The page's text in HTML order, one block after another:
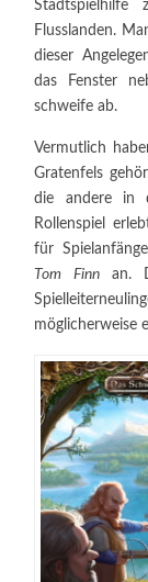
Stadtspielhilfe
Flusslanden.
dieser
das Fenster
schweife ab.
Vermutlich
Gratenfels
die andere in
Rollenspiel
für
Tom Finnan.
möglicherweise